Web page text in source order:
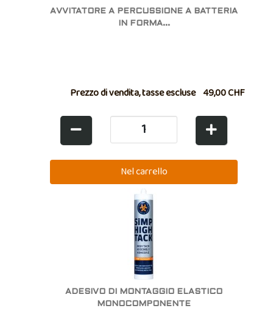
AVVITATORE A PERCUSSIONE A BATTERIA
IN FORMA...
Prezzo di vendita, tasse escluse 49,00 CHF
ADESIVO DI MONTAGGIO ELASTICO
MONOCOMPONENTE